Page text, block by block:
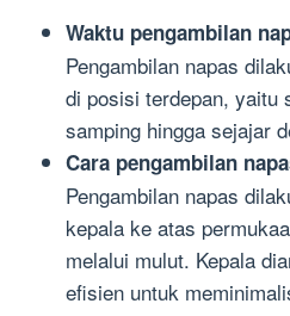
Waktu pengambilan
Pengambilan napas
di posisi terdepan, yaitu
samping hingga sejajar
Cara pengambilan
Pengambilan napas
kepala ke atas
melalui mulut. Kepala
efisien untuk